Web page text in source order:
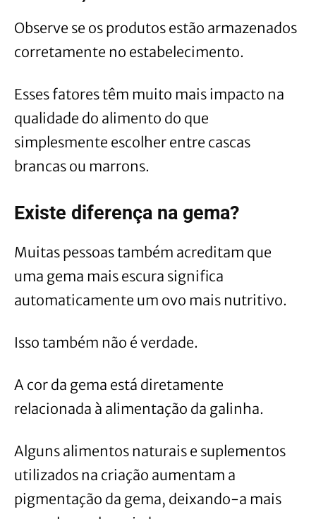
Observe se os produtos estão armazenados
corretamente no estabelecimento.
Esses fatores têm muito mais impacto na
qualidade do alimento do que
simplesmente escolher entre cascas
brancas ou marrons.
Existe diferença na gema?
Muitas pessoas também acreditam que
uma gema mais escura significa
automaticamente um ovo mais nutritivo.
Isso também não é verdade.
A cor da gema está diretamente
relacionada à alimentação da galinha.
Alguns alimentos naturais e suplementos
utilizados na criação aumentam a
pigmentação da gema, deixando-a mais